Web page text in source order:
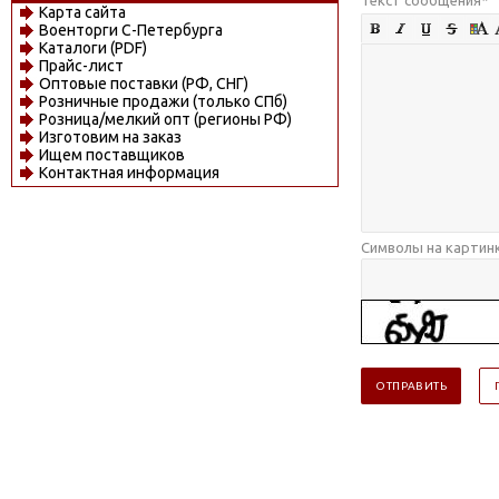
Карта сайта
Военторги С-Петербурга
Каталоги (PDF)
Прайс-лист
Оптовые поставки (РФ, СНГ)
Розничные продажи (только СПб)
Розница/мелкий опт (регионы РФ)
Изготовим на заказ
Ищем поставщиков
Контактная информация
Символы на